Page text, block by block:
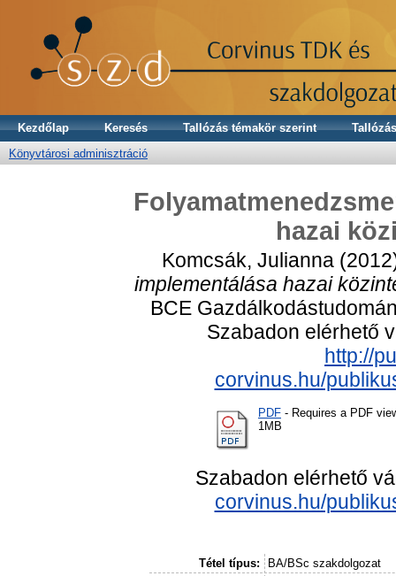
Kezdőlap Keresés Tallózás témakör szerint
Könyvtárosi adminisztráció
hazai
Komcsák, Julianna
implementálása hazai
BCE
Szabadon elérhető
http://
corvinus.hu/
PDF - Requires a PDF
1MB
Szabadon elérhető
corvinus.hu/
Tétel típus:
BA/BSc szakdolgozat